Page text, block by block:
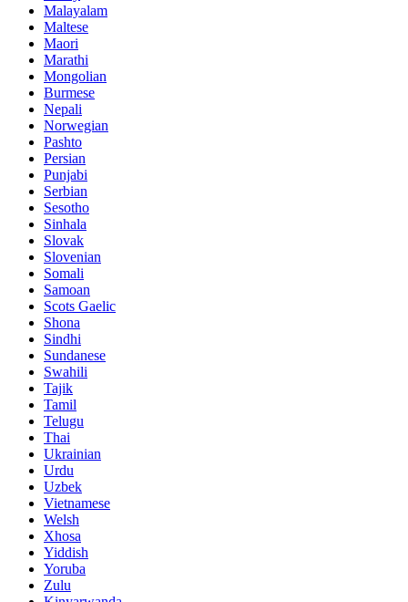
Malayalam
Maltese
Maori
Marathi
Mongolian
Burmese
Nepali
Norwegian
Pashto
Persian
Punjabi
Serbian
Sesotho
Sinhala
Slovak
Slovenian
Somali
Samoan
Scots Gaelic
Shona
Sindhi
Sundanese
Swahili
Tajik
Tamil
Telugu
Thai
Ukrainian
Urdu
Uzbek
Vietnamese
Welsh
Xhosa
Yiddish
Yoruba
Zulu